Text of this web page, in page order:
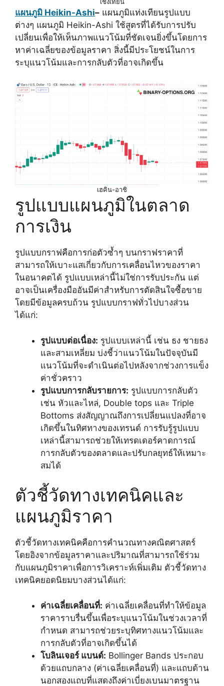
แผนภูมิ Heikin-Ashi– แผนภูมิแท่งเทียนรูปแบบ
ต่างๆ แผนภูมิ Heikin-Ashi ใช้สูตรที่ได้รับการปรับ
เปลี่ยนเพื่อให้เห็นภาพแนวโน้มที่ชัดเจนยิ่งขึ้นโดยการ
หาค่าเฉลี่ยของข้อมูลราคา สิ่งนี้มีประโยชน์ในการ
ระบุแนวโน้มและการกลับตัวที่อาจเกิดขึ้น
เฮคิน-อาชิ
รูปแบบแผนภูมิในตลาด
การเงิน
รูปแบบกราฟคือการก่อตัวซ้ำๆ บนกราฟราคาที่
สามารถให้เบาะแสเกี่ยวกับการเคลื่อนไหวของราคา
ในอนาคตได้ รูปแบบเหล่านี้ไม่ใช่การรับประกัน แต่
อาจเป็นเครื่องมืออันมีค่าสำหรับการตัดสินใจซื้อขาย
โดยมีข้อมูลครบถ้วน รูปแบบกราฟทั่วไปบางส่วน
ได้แก่:
รูปแบบต่อเนื่อง: รูปแบบเหล่านี้ เช่น ธง ชายธง
และสามเหลี่ยม บ่งชี้ว่าแนวโน้มในปัจจุบันมี
แนวโน้มที่จะดำเนินต่อไปหลังจากช่วงการแข็ง
ค่าชั่วคราว
รูปแบบการกลับรายการ: รูปแบบการกลับตัว
เช่น หัวและไหล่, Double tops และ Triple
Bottoms ส่งสัญญาณถึงการเปลี่ยนแปลงที่อาจ
เกิดขึ้นในทิศทางของเทรนด์ การรับรู้รูปแบบ
เหล่านี้สามารถช่วยให้เทรดเดอร์คาดการณ์
การกลับตัวของตลาดและปรับกลยุทธ์ให้เหมาะ
สมได้
ตัวชี้วัดทางเทคนิคและ
แผนภูมิราคา
ตัวชี้วัดทางเทคนิคคือการคำนวณทางคณิตศาสตร์
โดยอิงจากข้อมูลราคาและปริมาณที่สามารถใช้ร่วม
กับแผนภูมิราคาเพื่อการวิเคราะห์เพิ่มเติม ตัวชี้วัดทาง
เทคนิคยอดนิยมบางส่วนได้แก่:
ค่าเฉลี่ยเคลื่อนที่: ค่าเฉลี่ยเคลื่อนที่ทำให้ข้อมูล
ราคาราบรื่นขึ้นเพื่อระบุแนวโน้มในช่วงเวลาที่
กำหนด สามารถช่วยระบุทิศทางแนวโน้มและ
การกลับตัวที่อาจเกิดขึ้นได้
โบลินเจอร์ แบนด์: Bollinger Bands ประกอบ
ด้วยแถบกลาง (ค่าเฉลี่ยเคลื่อนที่) และแถบด้าน
นอกสองแถบที่แสดงถึงค่าเบี่ยงเบนมาตรฐาน